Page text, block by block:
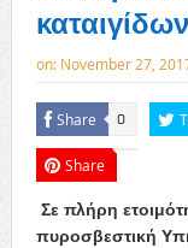
καταιγίδων
on: November 27,
Share 0
Share
Σε πλήρη
πυροσβεστική